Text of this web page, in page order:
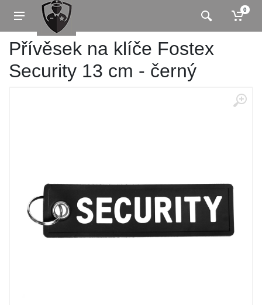
0
Přívěsek na klíče Fostex
Security 13 cm - černý